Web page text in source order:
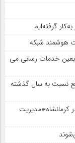
گرفته‌ایم
هوشمند شبکه
خدمات رسانی می
نسبت به سال گذشته